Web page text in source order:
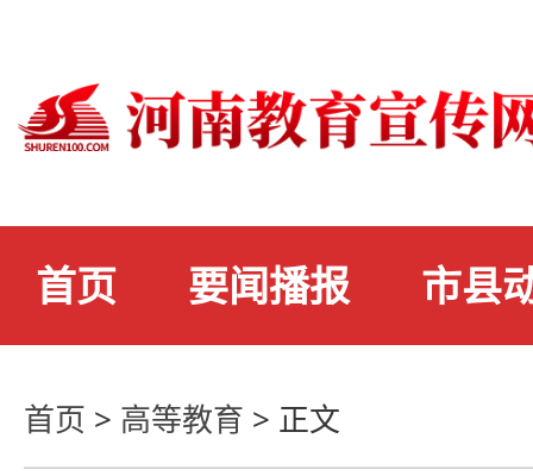
首页 要闻播报 市县
首页 > 高等教育 > 正文